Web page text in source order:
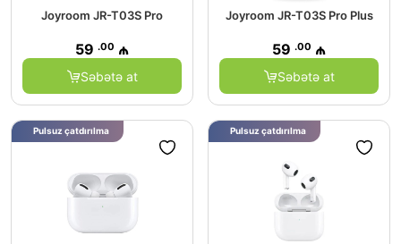
Joyroom JR-T03S Pro
59 .00 ₼
Səbətə at
Joyroom JR-T03S Pro Plus
59 .00 ₼
Səbətə at
Pulsuz çatdırılma Pulsuz çatdırılma